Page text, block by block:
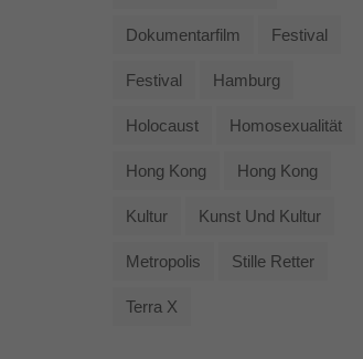
Dokumentarfilm Festival
Festival Hamburg
Holocaust Homosexualität
Hong Kong Hong Kong
Kultur Kunst Und Kultur
Metropolis Stille Retter
Terra X